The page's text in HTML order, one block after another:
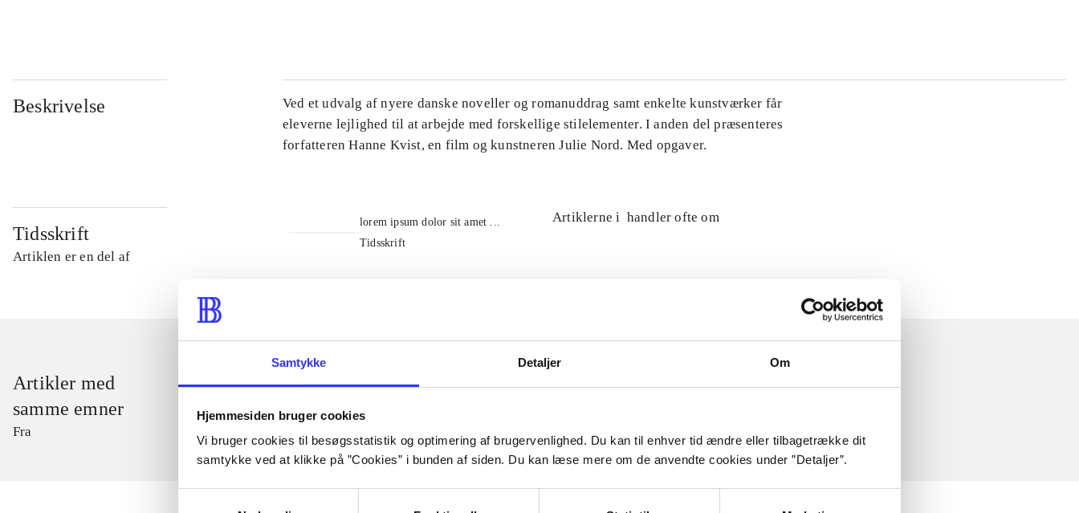
Samtykke Detaljer Om
Hjemmesiden bruger cookies
Vi bruger cookies til besøgsstatistik og optimering af brugervenlighed. Du kan til enhver tid ændre eller tilbagetrække dit
samtykke ved at klikke på ”Cookies” i bunden af siden. Du kan læse mere om de anvendte cookies under ”Detaljer”.
Beskrivelse
Ved et udvalg af nyere danske noveller og romanuddrag samt enkelte kunstværker får
eleverne lejlighed til at arbejde med forskellige stilelementer. I anden del præsenteres
forfatteren Hanne Kvist, en film og kunstneren Julie Nord. Med opgaver.
Tidsskrift
Artiklen er en del af
lorem ipsum dolor sit amet ...
Tidsskrift
Artiklerne i handler ofte om
Artikler med
samme emner
Fra